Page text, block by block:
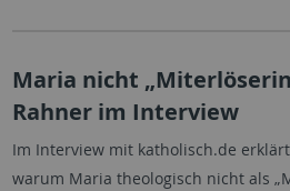
Maria nicht
Rahner im Interview
Im Interview mit katholisch.de
warum Maria theologisch nicht als